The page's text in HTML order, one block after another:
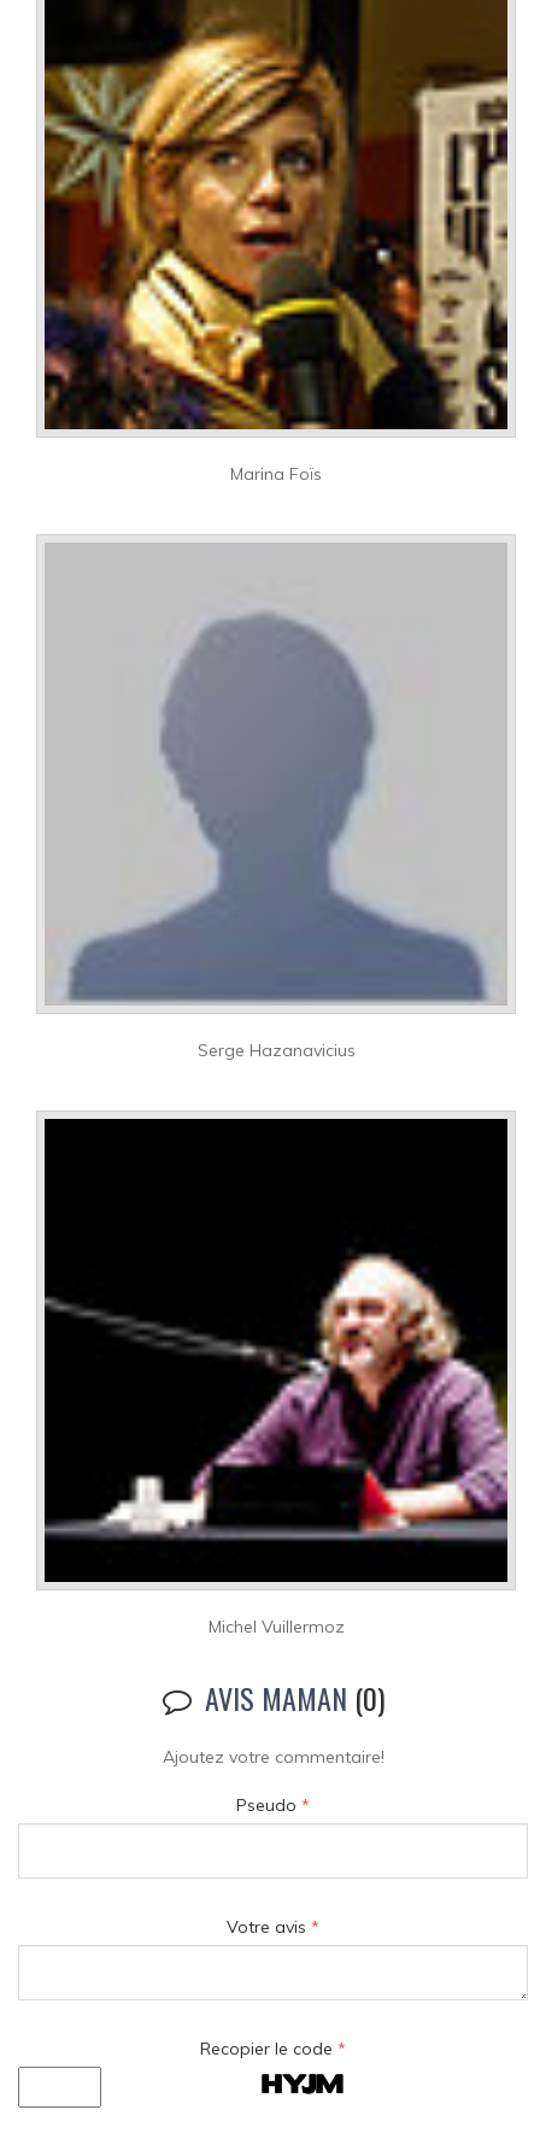
Marina Foïs
Serge Hazanavicius
Michel Vuillermoz
AVIS MAMAN (0)
Ajoutez votre commentaire!
Pseudo *
Votre avis *
Recopier le code *